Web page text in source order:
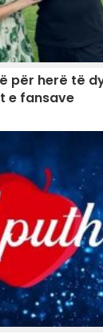
për herë të
e fansave